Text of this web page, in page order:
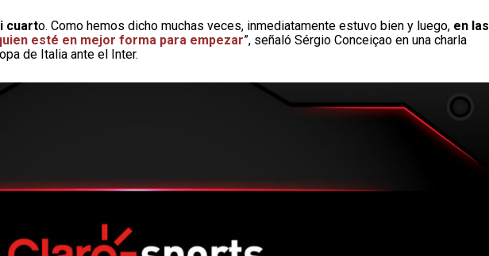
cuarto. Como hemos dicho muchas veces, inmediatamente estuvo bien y luego, en las
esté en mejor forma para empezar”, señaló Sérgio Conceiçao en una charla
de Italia ante el Inter.